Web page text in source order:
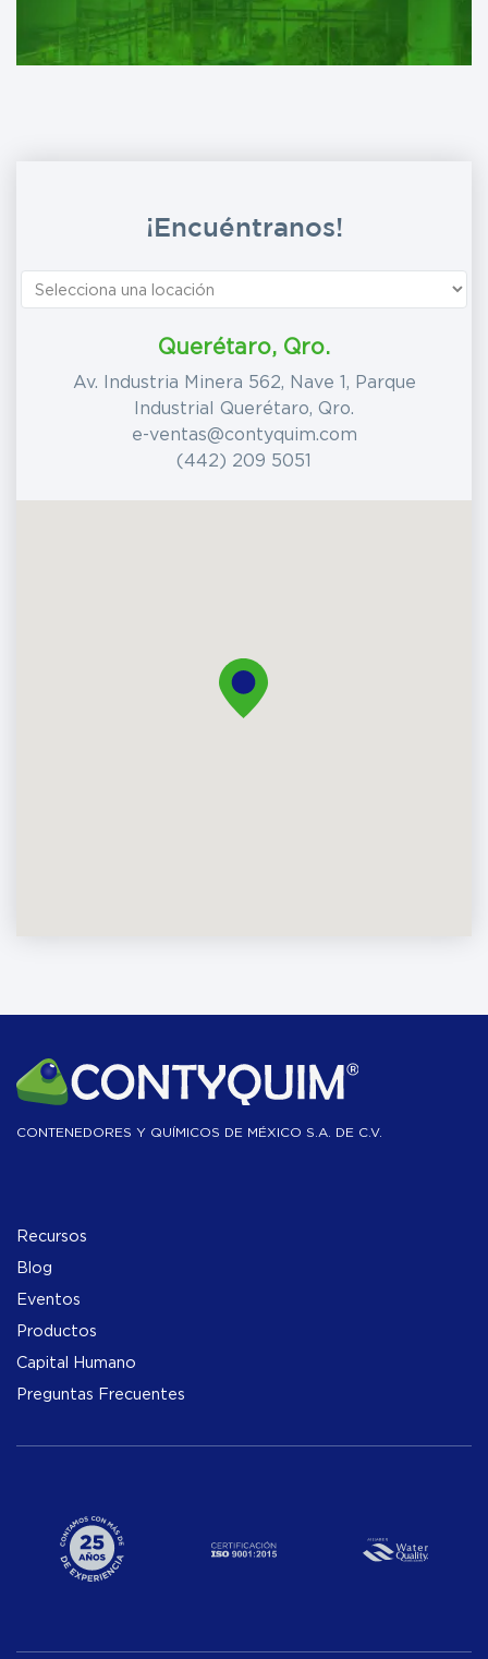
¡Encuéntranos!
Querétaro, Qro.
Av. Industria Minera 562, Nave 1, Parque
Industrial Querétaro, Qro.
e-ventas@contyquim.com
(442) 209 5051
CONTENEDORES Y QUÍMICOS DE MÉXICO S.A. DE C.V.
Recursos
Blog
Eventos
Productos
Capital Humano
Preguntas Frecuentes